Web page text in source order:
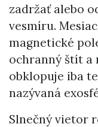
zadržať alebo
vesmíru.
magnetické
ochranný štít a
obklopuje iba
nazývaná
Slnečný vietor